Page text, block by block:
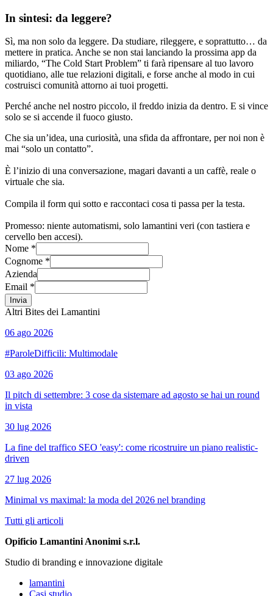
In sintesi: da leggere?
Sì, ma non solo da leggere. Da studiare, rileggere, e soprattutto… da
mettere in pratica. Anche se non stai lanciando la prossima app da
miliardo, “The Cold Start Problem” ti farà ripensare al tuo lavoro
quotidiano, alle tue relazioni digitali, e forse anche al modo in cui
costruisci comunità attorno ai tuoi progetti.
Perché anche nel nostro piccolo, il freddo inizia da dentro. E si vince
solo se si accende il fuoco giusto.
Che sia un’idea, una curiosità, una sfida da affrontare, per noi non è
mai “solo un contatto”.
È l’inizio di una conversazione, magari davanti a un caffè, reale o
virtuale che sia.
Compila il form qui sotto e raccontaci cosa ti passa per la testa.
Promesso: niente automatismi, solo lamantini veri (con tastiera e
cervello ben accesi).
Nome *
Cognome *
Azienda
Email *
Invia
Altri Bites dei Lamantini
06 ago 2026
#ParoleDifficili: Multimodale
03 ago 2026
Il pitch di settembre: 3 cose da sistemare ad agosto se hai un round
in vista
30 lug 2026
La fine del traffico SEO 'easy': come ricostruire un piano realistic-
driven
27 lug 2026
Minimal vs maximal: la moda del 2026 nel branding
Tutti gli articoli
Opificio Lamantini Anonimi s.r.l.
Studio di branding e innovazione digitale
lamantini